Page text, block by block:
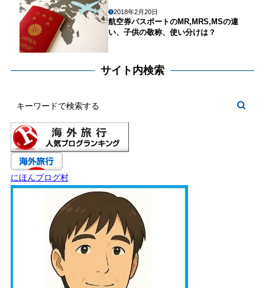
2018年2月20日
航空券パスポートのMR,MRS,MSの違
い、子供の敬称、使い分けは？
サイト内検索
にほんブログ村